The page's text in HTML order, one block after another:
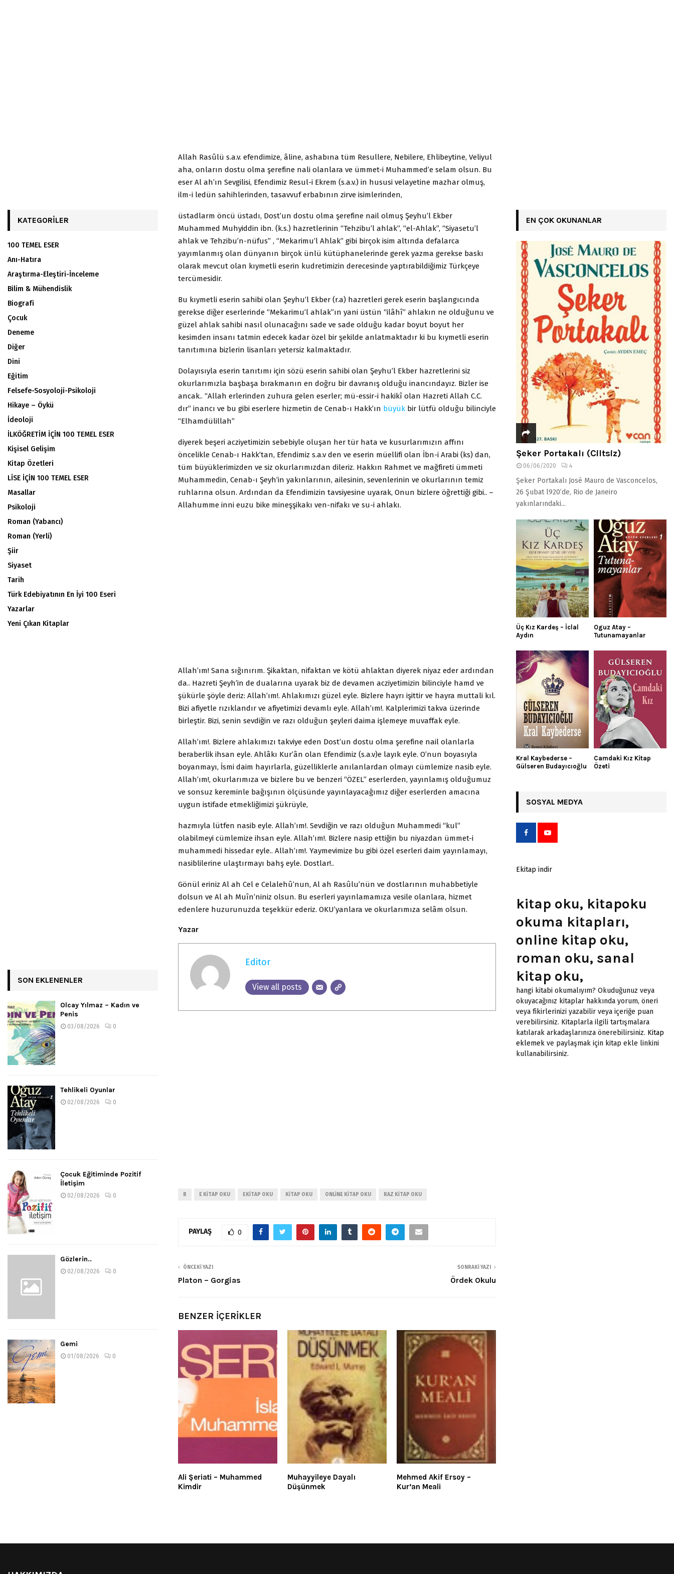
Allah Rasûlü s.a.v. efendimize, âline, ashabına tüm Resullere, Nebilere, Ehlibeytine, Veliyul
aha, onların dostu olma şerefine nali olanlara ve ümmet-i Muhammed’e selam olsun. Bu
eser Al ah’ın Sevgilisi, Efendimiz Resul-i Ekrem (s.a.v.) in hususi velayetine mazhar olmuş,
ilm-i ledün sahihlerinden, tasavvuf erbabının zirve isimlerinden,
üstadlarm öncü üstadı, Dost’un dostu olma şerefine nail olmuş Şeyhu’l Ekber
Muhammed Muhyiddin ibn. (k.s.) hazretlerinin “Tehzibu’l ahlak”, “el-Ahlak”, “Siyasetu’l
ahlak ve Tehzibu’n-nüfus” , “Mekarimu’l Ahlak” gibi birçok isim altında defalarca
yayımlanmış olan dünyanın birçok ünlü kütüphanelerinde gerek yazma gerekse baskı
olarak mevcut olan kıymetli eserin kudretimizin derecesinde yaptırabildiğimiz Türkçeye
tercümesidir.
Bu kıymetli eserin sahibi olan Şeyhu’l Ekber (r.a) hazretleri gerek eserin başlangıcında
gerekse diğer eserlerinde “Mekarimu’l ahlak”ın yani üstün “ilâhî” ahlakın ne olduğunu ve
güzel ahlak sahibi nasıl olunacağını sade ve sade olduğu kadar boyut boyut her
kesimden insanı tatmin edecek kadar özel bir şekilde anlatmaktadır ki bu kıymetli eserin
tanıtımına bizlerin lisanları yetersiz kalmaktadır.
Dolayısıyla eserin tanıtımı için sözü eserin sahibi olan Şeyhu’l Ekber hazretlerini siz
okurlarımızla başbaşa bırakmanın en doğru bir davranış olduğu inancındayız. Bizler ise
ancak.. “Allah erlerinden zuhura gelen eserler; mü-essir-i hakikî olan Hazreti Allah C.C.
dır” inancı ve bu gibi eserlere hizmetin de Cenab-ı Hakk’ın büyük bir lütfü olduğu bilinciyle
“Elhamdülillah”
diyerek beşeri acziyetimizin sebebiyle oluşan her tür hata ve kusurlarımızın affını
öncelikle Cenab-ı Hakk’tan, Efendimiz s.a.v den ve eserin müellifi olan İbn-i Arabi (ks) dan,
tüm büyüklerimizden ve siz okurlarımızdan dileriz. Hakkın Rahmet ve mağfireti ümmeti
Muhammedin, Cenab-ı Şeyh’in yakınlarının, ailesinin, sevenlerinin ve okurlarının temiz
ruhlarına olsun. Ardından da Efendimizin tavsiyesine uyarak, Onun bizlere öğrettiği gibi.. –
Allahumme inni euzu bike mineşşikakı ven-nifakı ve su-i ahlakı.
Allah’ım! Sana sığınırım. Şikaktan, nifaktan ve kötü ahlaktan diyerek niyaz eder ardından
da.. Hazreti Şeyh’in de dualarına uyarak biz de devamen acziyetimizin bilinciyle hamd ve
şükürle şöyle deriz: Allah’ım!. Ahlakımızı güzel eyle. Bizlere hayrı işittir ve hayra muttali kıl.
Bizi afiyetle rızıklandır ve afiyetimizi devamlı eyle. Allah’ım!. Kalplerimizi takva üzerinde
birleştir. Bizi, senin sevdiğin ve razı olduğun şeyleri daima işlemeye muvaffak eyle.
Allah’ım!. Bizlere ahlakımızı takviye eden Dost’un dostu olma şerefine nail olanlarla
beraberlik ihsan eyle. Ahlâkı Kur’ân olan Efendimiz (s.a.v)e layık eyle. O’nun boyasıyla
boyanmayı, İsmi daim hayırlarla, güzelliklerle anılanlardan olmayı cümlemize nasib eyle.
Allah’ım!, okurlarımıza ve bizlere bu ve benzeri “ÖZEL” eserlerden, yayınlamış olduğumuz
ve sonsuz kereminle bağışının ölçüsünde yayınlayacağımız diğer eserlerden amacına
uygun istifade etmekliğimizi şükrüyle,
hazmıyla lütfen nasib eyle. Allah’ım!. Sevdiğin ve razı olduğun Muhammedi “kul”
olabilmeyi cümlemize ihsan eyle. Allah’ım!. Bizlere nasip ettiğin bu niyazdan ümmet-i
muhammedi hissedar eyle.. Allah’ım!. Yaymevimize bu gibi özel eserleri daim yayınlamayı,
nasiblilerine ulaştırmayı bahş eyle. Dostlar!..
Gönül eriniz Al ah Cel e Celalehû’nun, Al ah Rasûlu’nün ve dostlarının muhabbetiyle
dolsun ve Al ah Muîn’niniz olsun. Bu eserleri yayınlamamıza vesile olanlara, hizmet
edenlere huzurunuzda teşekkür ederiz. OKU’yanlara ve okurlarımıza selâm olsun.
Yazar
Editor
View all posts
B E KITAP OKU EKITAP OKU KITAP OKU ONLINE KITAP OKU RAZ KITAP OKU
PAYLAŞ 0
ÖNCEKI YAZI
Platon – Gorgias
SONRAKI YAZI
Ördek Okulu
BENZER İÇERİKLER
Ali Şeriati – Muhammed
Kimdir
Muhayyileye Dayalı
Düşünmek
Mehmed Akif Ersoy –
Kur’an Meali
KATEGORILER
100 TEMEL ESER
Anı-Hatıra
Araştırma-Eleştiri-İnceleme
Bilim & Mühendislik
Biografi
Çocuk
Deneme
Diğer
Dini
Eğitim
Felsefe-Sosyoloji-Psikoloji
Hikaye – Öykü
İdeoloji
İLKÖĞRETİM İÇİN 100 TEMEL ESER
Kişisel Gelişim
Kitap Özetleri
LİSE İÇİN 100 TEMEL ESER
Masallar
Psikoloji
Roman (Yabancı)
Roman (Yerli)
Şiir
Siyaset
Tarih
Türk Edebiyatının En İyi 100 Eseri
Yazarlar
Yeni Çıkan Kitaplar
SON EKLENENLER
Olcay Yılmaz – Kadın ve
Penis
03/08/2026 0
Tehlikeli Oyunlar
02/08/2026 0
Çocuk Eğitiminde Pozitif
İletişim
02/08/2026 0
Gözlerin..
02/08/2026 0
Gemi
01/08/2026 0
EN ÇOK OKUNANLAR
Şeker Portakalı (Ciltsiz)
06/06/2020 4
Şeker Portakalı José Mauro de Vasconcelos,
26 Şubat l920’de, Rio de Janeiro
yakınlarındaki...
Üç Kız Kardeş – İclal
Aydın
Oguz Atay –
Tutunamayanlar
Kral Kaybederse –
Gülseren Budayıcıoğlu
Camdaki Kız Kitap
Özeti
SOSYAL MEDYA
Ekitap indir
kitap oku, kitapoku
okuma kitapları,
online kitap oku,
roman oku, sanal
kitap oku,
hangi kitabi okumalıyım? Okuduğunuz veya
okuyacağınız kitaplar hakkında yorum, öneri
veya fikirlerinizi yazabilir veya içeriğe puan
verebilirsiniz. Kitaplarla ilgili tartışmalara
katılarak arkadaşlarınıza önerebilirsiniz. Kitap
eklemek ve paylaşmak için kitap ekle linkini
kullanabilirsiniz.